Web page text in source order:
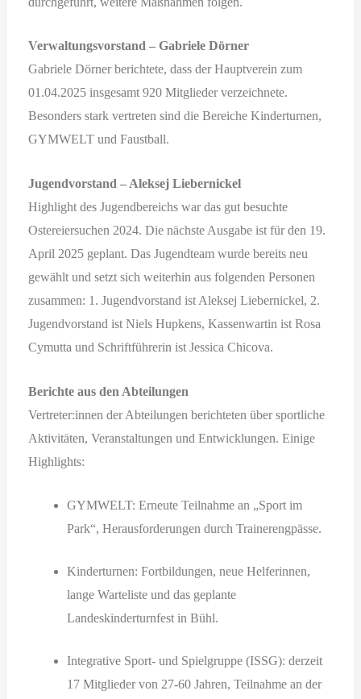
Verwaltungsvorstand – Gabriele Dörner
Gabriele Dörner berichtete, dass der Hauptverein zum
01.04.2025 insgesamt 920 Mitglieder verzeichnete.
Besonders stark vertreten sind die Bereiche Kinderturnen,
GYMWELT und Faustball.
Jugendvorstand – Aleksej Liebernickel
Highlight des Jugendbereichs war das gut besuchte
Ostereiersuchen 2024. Die nächste Ausgabe ist für den 19.
April 2025 geplant. Das Jugendteam wurde bereits neu
gewählt und setzt sich weiterhin aus folgenden Personen
zusammen: 1. Jugendvorstand ist Aleksej Liebernickel, 2.
Jugendvorstand ist Niels Hupkens, Kassenwartin ist Rosa
Cymutta und Schriftführerin ist Jessica Chicova.
Berichte aus den Abteilungen
Vertreter:innen der Abteilungen berichteten über sportliche
Aktivitäten, Veranstaltungen und Entwicklungen. Einige
Highlights:
GYMWELT: Erneute Teilnahme an „Sport im
Park“, Herausforderungen durch Trainerengpässe.
Kinderturnen: Fortbildungen, neue Helferinnen,
lange Warteliste und das geplante
Landeskinderturnfest in Bühl.
Integrative Sport- und Spielgruppe (ISSG): derzeit
17 Mitglieder von 27-60 Jahren, Teilnahme an der